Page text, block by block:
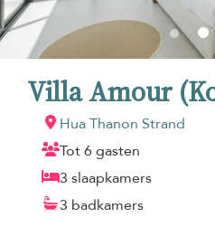
Villa Amour
Hua Thanon Strand
Tot 6 gasten
3 slaapkamers
3 badkamers